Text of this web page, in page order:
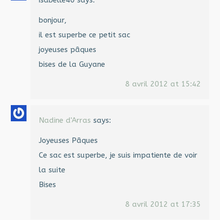
bonjour,
il est superbe ce petit sac
joyeuses pâques
bises de la Guyane
8 avril 2012 at 15:42
Nadine d'Arras says:
Joyeuses Pâques
Ce sac est superbe, je suis impatiente de voir
la suite
Bises
8 avril 2012 at 17:35